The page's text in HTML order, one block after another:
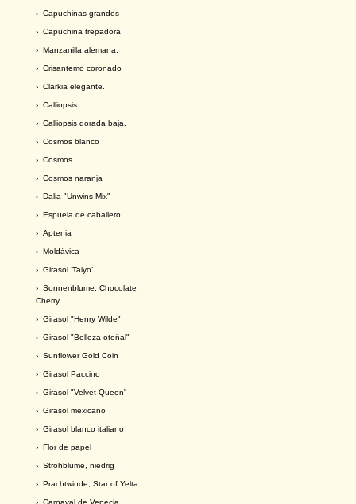
› Capuchinas grandes
› Capuchina trepadora
› Manzanilla alemana.
› Crisantemo coronado
› Clarkia elegante.
› Calliopsis
› Calliopsis dorada baja.
› Cosmos blanco
› Cosmos
› Cosmos naranja
› Dalia "Unwins Mix"
› Espuela de caballero
› Aptenia
› Moldávica
› Girasol ‘Taiyo’
› Sonnenblume, Chocolate
Cherry
› Girasol "Henry Wilde"
› Girasol "Belleza otoñal"
› Sunflower Gold Coin
› Girasol Paccino
› Girasol "Velvet Queen"
› Girasol mexicano
› Girasol blanco italiano
› Flor de papel
› Strohblume, niedrig
› Prachtwinde, Star of Yelta
› Carnaval de Venecia.